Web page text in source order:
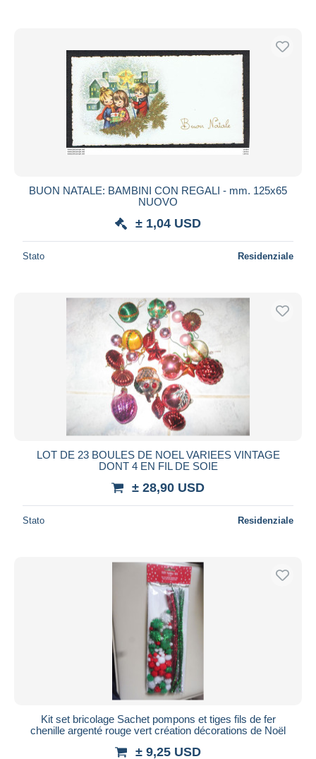
BUON NATALE: BAMBINI CON REGALI - mm. 125x65
NUOVO
± 1,04 USD
Stato Residenziale
LOT DE 23 BOULES DE NOEL VARIEES VINTAGE
DONT 4 EN FIL DE SOIE
± 28,90 USD
Stato Residenziale
Kit set bricolage Sachet pompons et tiges fils de fer
chenille argenté rouge vert création décorations de Noël
± 9,25 USD